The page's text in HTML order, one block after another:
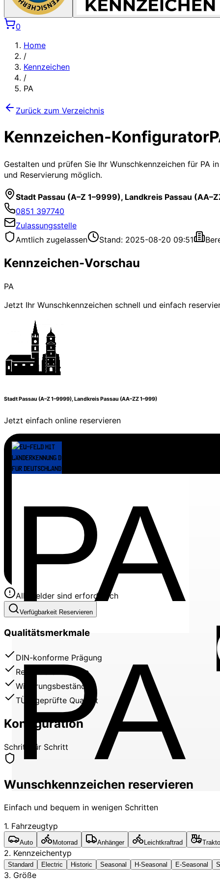
0
Home
/
Kennzeichen
/
PA
Zurück zum Verzeichnis
Kennzeichen-Konfigurator
Gestalten und prüfen Sie Ihr Wunschkennzeichen für PA
und Reservierung möglich.
Stadt Passau (A–Z 1–9999), Landkreis Passau
0851 397740
Zulassungsstelle
Amtlich zugelassen
Stand: 2025-08-20 09:51
Kennzeichen-Vorschau
PA
Jetzt Ihr Wunschkennzeichen schnell und einfach
Stadt Passau (A–Z 1–9999), Landkreis Passau (AA–ZZ 1–999)
Jetzt einfach online reservieren
PA
Alle Felder sind erforderlich
Verfügbarkeit Reservieren
Qualitätsmerkmale
DIN-konforme Prägung
Reflektierende Folie
Witterungsbeständig
TÜV-geprüfte Qualität
Konfiguration
Schritt für Schritt
Wunschkennzeichen reservieren
Einfach und bequem in wenigen Schritten
1. Fahrzeugtyp
Auto Motorrad Anhänger Leichtkraftrad
2. Kennzeichentyp
Standard Electric Historic Seasonal H-Seasonal E-Seasonal
3. Größe